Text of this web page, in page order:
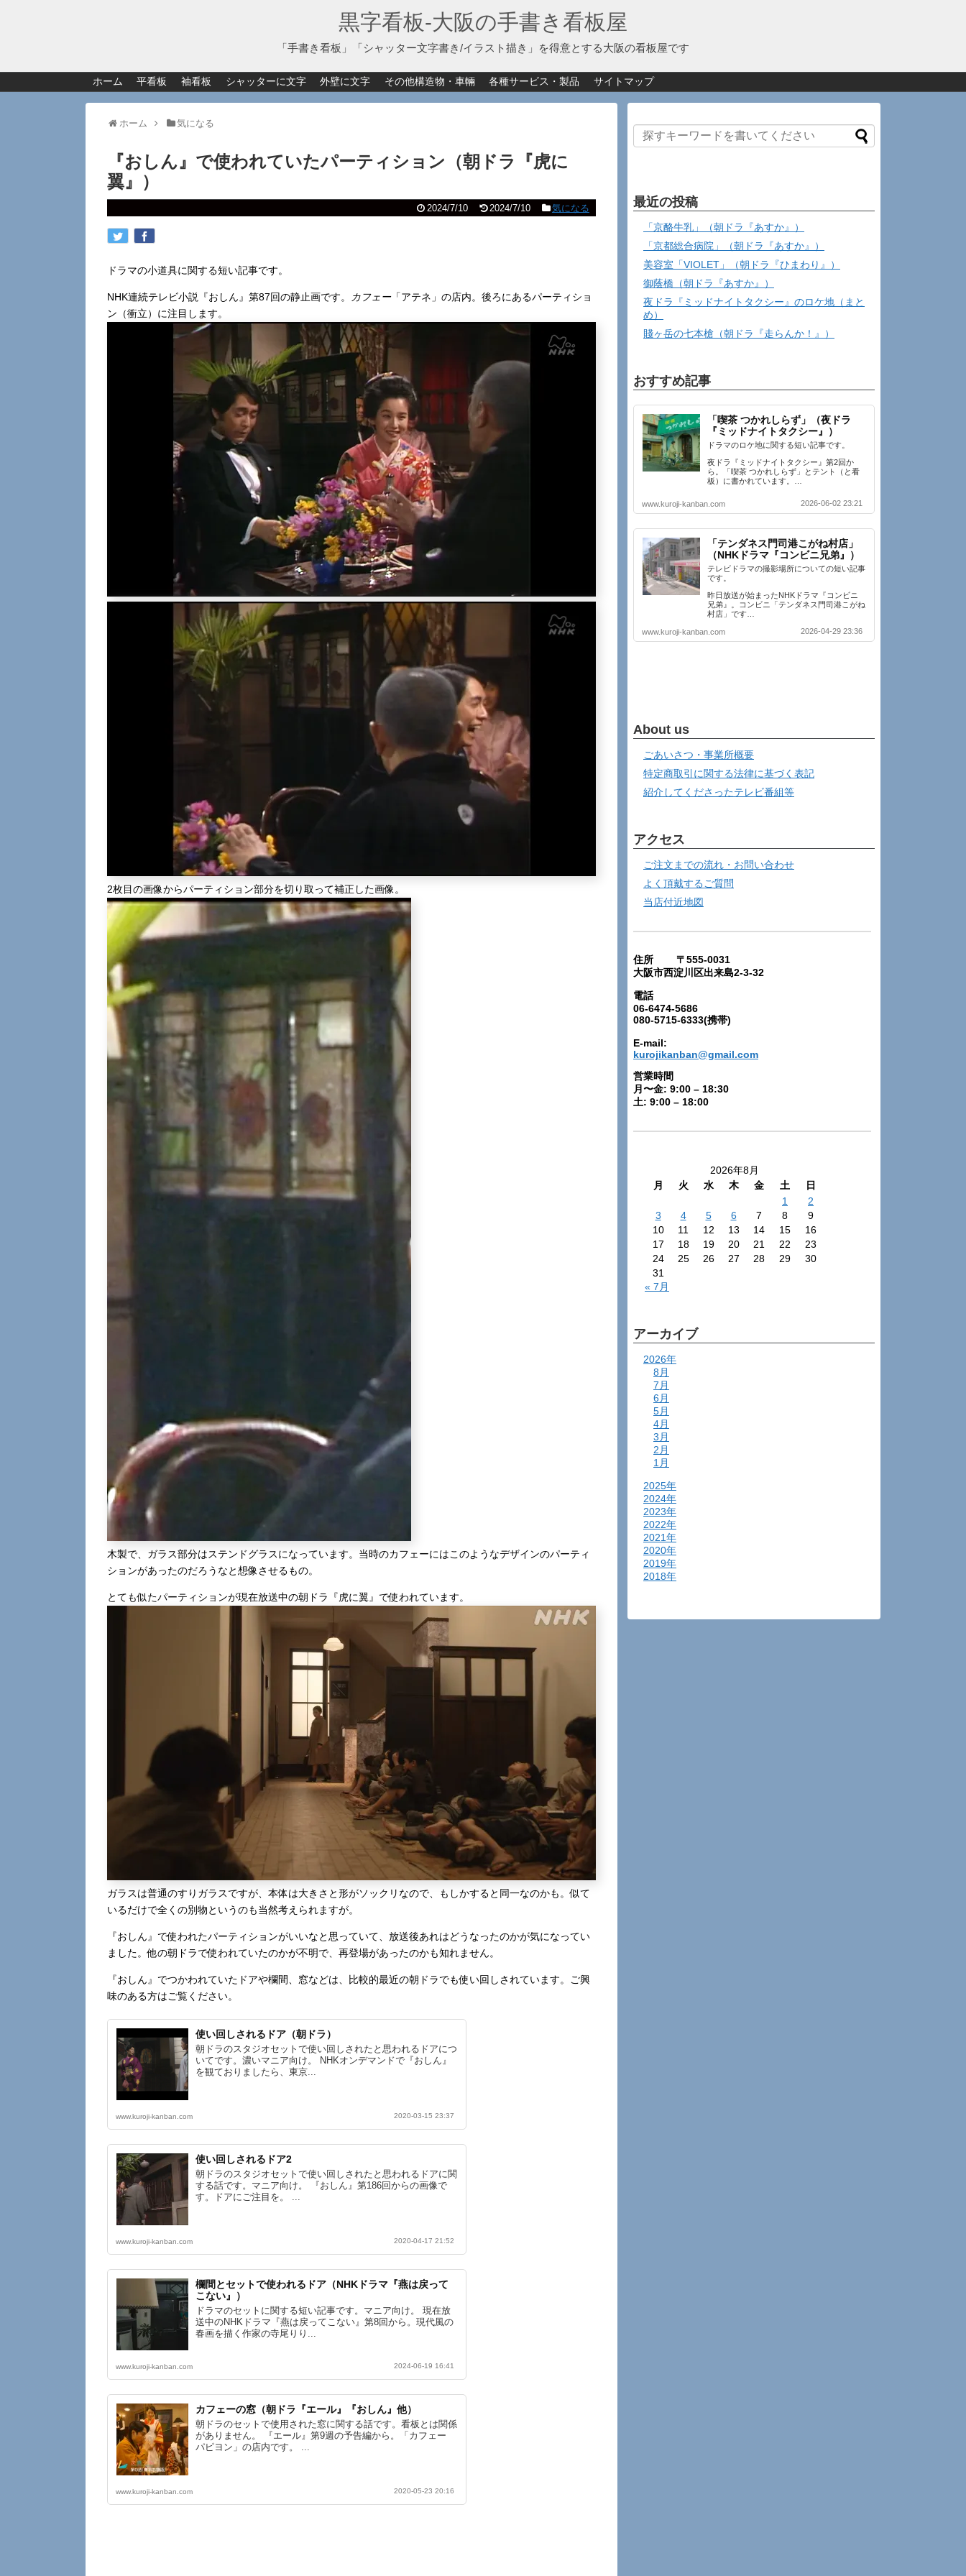
黒字看板‐大阪の手書き看板屋
「手書き看板」「シャッター文字書き/イラスト描き」を得意とする大阪の看板屋です
ホーム 平看板 袖看板 シャッターに文字 外壁に文字 その他構造物・車輛 各種サービス・製品 サイトマップ
ホーム 気になる
『おしん』で使われていたパーティション（朝ドラ『虎に
翼』）
2024/7/10 2024/7/10 気になる
ドラマの小道具に関する短い記事です。
NHK連続テレビ小説『おしん』第87回の静止画です。 カフェー「アテネ」の店内。後ろにあるパーティショ
ン（衝立）に注目します。
2枚目の画像からパーティション部分を切り取って補正した画像。
木製で、ガラス部分はステンドグラスになっています。当時のカフェーにはこのようなデザインのパーティ
ションがあったのだろうなと想像させるもの。
とても似たパーティションが現在放送中の朝ドラ『虎に翼』で使われています。
ガラスは普通のすりガラスですが、本体は大きさと形がソックリなので、もしかすると同一なのかも。似て
いるだけで全くの別物というのも当然考えられますが。
『おしん』で使われたパーティションがいいなと思っていて、放送後あれはどうなったのかが気になってい
ました。他の朝ドラで使われていたのかが不明で、再登場があったのかも知れません。
『おしん』でつかわれていたドアや欄間、窓などは、比較的最近の朝ドラでも使い回しされています。ご興
味のある方はご覧ください。
使い回しされるドア（朝ドラ）
朝ドラのスタジオセットで使い回しされたと思われるドアにつ
いてです。濃いマニア向け。 NHKオンデマンドで『おしん』
を観ておりましたら、東京...
www.kuroji-kanban.com 2020-03-15 23:37
使い回しされるドア2
朝ドラのスタジオセットで使い回しされたと思われるドアに関
する話です。マニア向け。 『おしん』第186回からの画像で
す。ドアにご注目を。 ...
www.kuroji-kanban.com 2020-04-17 21:52
欄間とセットで使われるドア（NHKドラマ『燕は戻って
こない』）
ドラマのセットに関する短い記事です。マニア向け。 現在放
送中のNHKドラマ『燕は戻ってこない』第8回から。現代風の
春画を描く作家の寺尾りり...
www.kuroji-kanban.com 2024-06-19 16:41
カフェーの窓（朝ドラ『エール』『おしん』他）
朝ドラのセットで使用された窓に関する話です。看板とは関係
がありません。 『エール』第9週の予告編から。「カフェー
パピヨン」の店内です。 ...
www.kuroji-kanban.com 2020-05-23 20:16
最近の投稿
「京酪牛乳」（朝ドラ『あすか』）
「京都総合病院」（朝ドラ『あすか』）
美容室「VIOLET」（朝ドラ『ひまわり』）
御蔭橋（朝ドラ『あすか』）
夜ドラ『ミッドナイトタクシー』のロケ地（まと
め）
賤ヶ岳の七本槍（朝ドラ『走らんか！』）
おすすめ記事
「喫茶 つかれしらず」（夜ドラ
『ミッドナイトタクシー』）
ドラマのロケ地に関する短い記事です。
夜ドラ『ミッドナイトタクシー』第2回か
ら。「喫茶 つかれしらず」とテント（と看
板）に書かれています。…
www.kuroji-kanban.com 2026-06-02 23:21
「テンダネス門司港こがね村店」
（NHKドラマ『コンビニ兄弟』）
テレビドラマの撮影場所についての短い記事
です。
昨日放送が始まったNHKドラマ『コンビニ
兄弟』。コンビニ「テンダネス門司港こがね
村店」です…
www.kuroji-kanban.com 2026-04-29 23:36
About us
ごあいさつ・事業所概要
特定商取引に関する法律に基づく表記
紹介してくださったテレビ番組等
アクセス
ご注文までの流れ・お問い合わせ
よく頂戴するご質問
当店付近地図
住所 〒555-0031
大阪市西淀川区出来島2-3-32
電話
06-6474-5686
080-5715-6333(携帯)
E-mail:
kurojikanban@gmail.com
営業時間
月〜金: 9:00 – 18:30
土: 9:00 – 18:00
2026年8月
月
火 水 木 金 土
日
1
2
3
4 5 6 7 8
9
10
11 12 13 14 15
16
17
18 19 20 21 22
23
24
25 26 27 28 29
30
31
« 7月
アーカイブ
2026年
8月
7月
6月
5月
4月
3月
2月
1月
2025年
2024年
2023年
2022年
2021年
2020年
2019年
2018年